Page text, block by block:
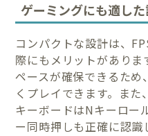
ゲーミングにも適し
コンパクトな設計は、
際にもメリットがあり
ペースが確保できるた
くプレイできます。ま
キーボードはNキーロー
ー同時押しも正確に認識